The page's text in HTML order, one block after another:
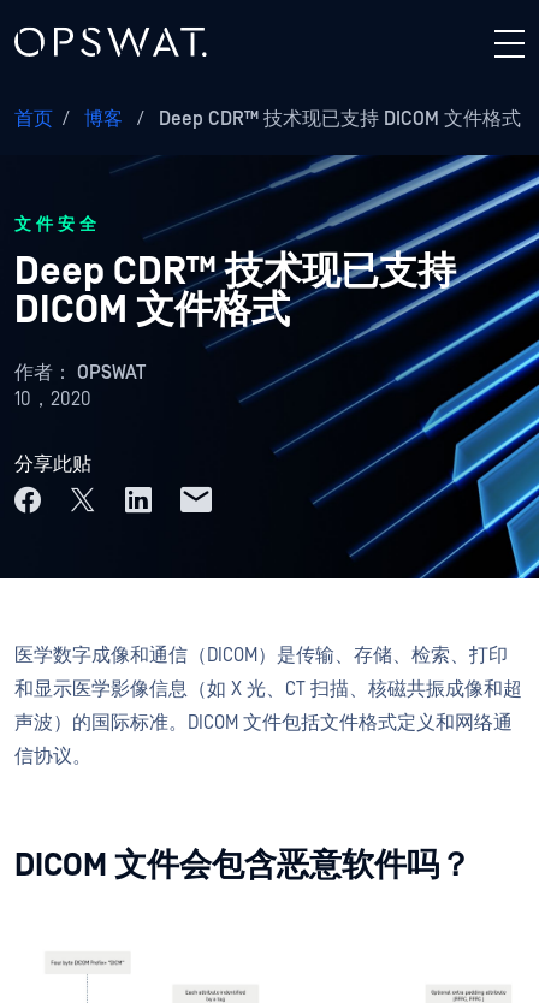
首页 / 博客 / Deep CDR™ 技术现已支持 DICOM 文件格式
文件安全
Deep CDR™ 技术现已支持
DICOM 文件格式
作者： OPSWAT
10，2020
分享此贴
医学数字成像和通信（DICOM）是传输、存储、检索、打印
和显示医学影像信息（如 X 光、CT 扫描、核磁共振成像和超
声波）的国际标准。DICOM 文件包括文件格式定义和网络通
信协议。
DICOM 文件会包含恶意软件吗？